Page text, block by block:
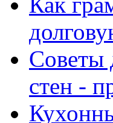
Советы
стен -